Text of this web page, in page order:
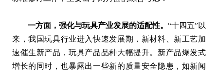
一方面，强化与玩具产业发展的适配性。 “十四五”以
来，我国玩具行业进入快速发展期，新材料、新工艺加
速催生新产品，玩具产品品种大幅提升。新产品爆发式
增长的同时，也暴露出一些新的质量安全隐患，如新闻